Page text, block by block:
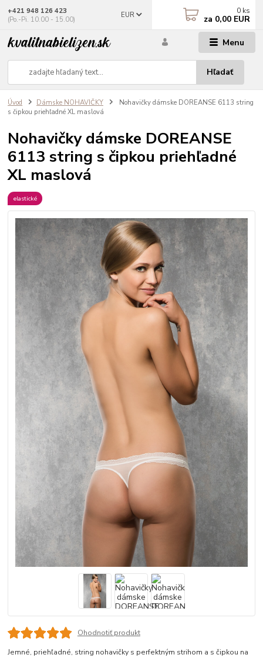
Menu
EUR
Hľadať
+421 948 126 423
(Po.-Pi. 10.00 - 15.00)
0 ks
za 0,00 EUR
Úvod Dámske NOHAVIČKY
Nohavičky dámske DOREANSE 6113 string
s čipkou priehľadné XL maslová
Nohavičky dámske DOREANSE
6113 string s čipkou priehľadné
XL maslová
elastické
Ohodnotiť produkt
Jemné, priehľadné, string nohavičky s perfektným strihom a s čipkou na